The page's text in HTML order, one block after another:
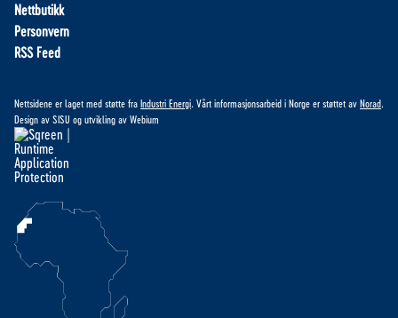
Nettbutikk
Personvern
RSS Feed
Nettsidene er laget med støtte fra Industri Energi. Vårt informasjonsarbeid i Norge er støttet av Norad.
Design av SISU og utvikling av Webium